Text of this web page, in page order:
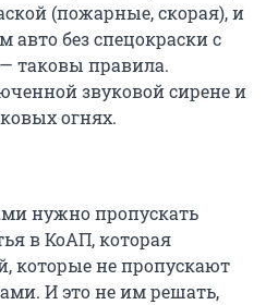
(пожарные, скорая), и
без спецокраски с
таковы правила.
звуковой сирене и
огнях.
нужно пропускать
в КоАП, которая
которые не пропускают
И это не им решать,